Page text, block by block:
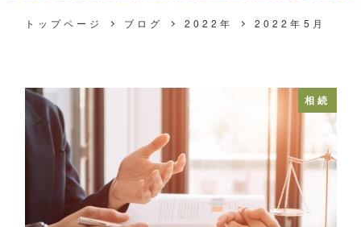
トップページ ブログ 2022年 2022年5月
相続